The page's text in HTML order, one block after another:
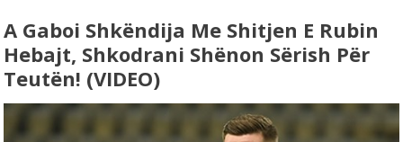
A Gaboi Shkëndija Me Shitjen E Rubin
Hebajt, Shkodrani Shënon Sërish Për
Teutën! (VIDEO)